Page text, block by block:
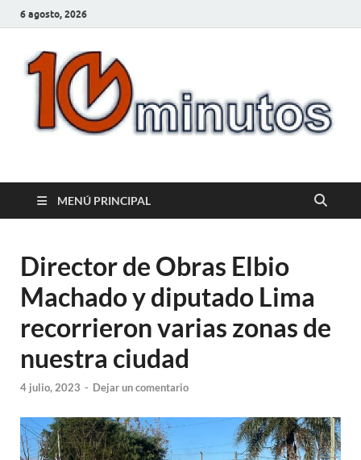
6 agosto, 2026
10minutos.com.uy
MENÚ PRINCIPAL
Director de Obras Elbio
Machado y diputado Lima
recorrieron varias zonas de
nuestra ciudad
4 julio, 2023 - Dejar un comentario